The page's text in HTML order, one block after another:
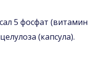
5 фосфат (витамин
(капсула).